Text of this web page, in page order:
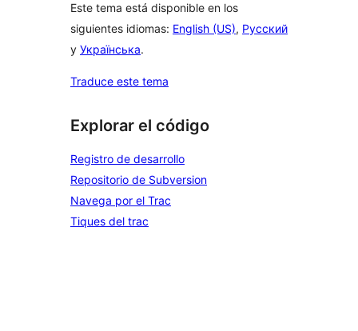
Este tema está disponible en los
siguientes idiomas: English (US), Русский
y Українська.
Traduce este tema
Explorar el código
Registro de desarrollo
Repositorio de Subversion
Navega por el Trac
Tiques del trac